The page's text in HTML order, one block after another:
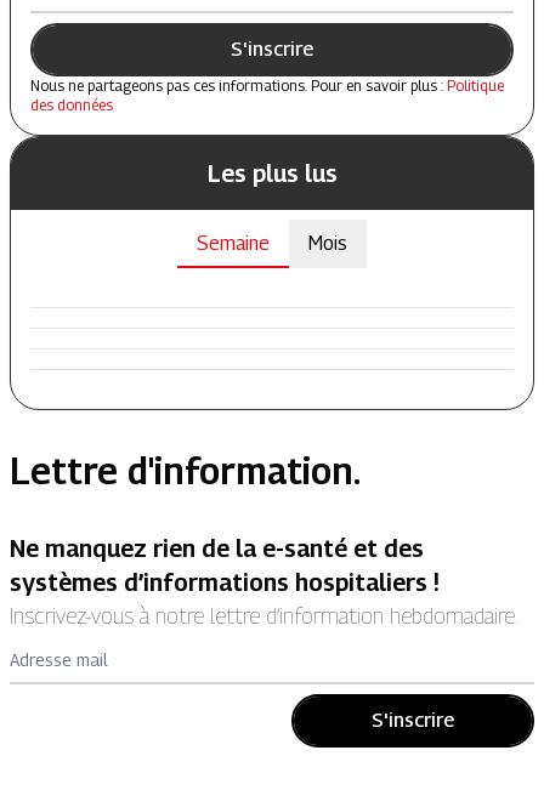
S'inscrire
Nous ne partageons pas ces informations. Pour en savoir plus : Politique
des données
Les plus lus
Semaine Mois
Lettre d'information.
Ne manquez rien de la e-santé et des
systèmes d’informations hospitaliers !
Inscrivez-vous à notre lettre d’information hebdomadaire.
Adresse mail
S'inscrire